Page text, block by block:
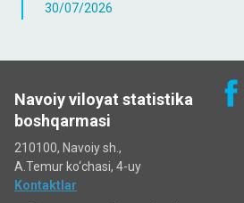
30/07/2026
Navoiy viloyat statistika
boshqarmasi
210100, Navoiy sh.,
A.Temur ko‘chаsi, 4-uy
Kontaktlar